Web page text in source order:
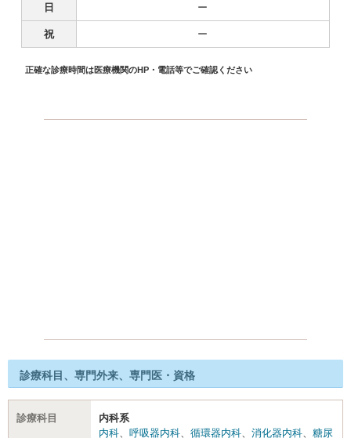
日 ー
祝 ー
正確な診療時間は医療機関のHP・電話等でご確認ください
診療科目、専門外来、専門医・資格
診療科目
内科系
内科
呼吸器内科 循環器内科 消化器内科 糖尿